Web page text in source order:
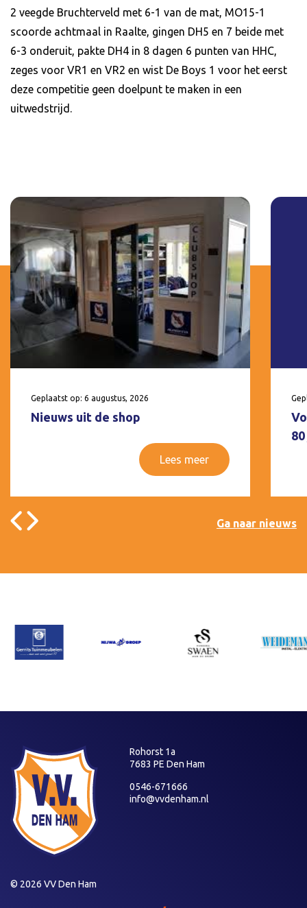
2 veegde Bruchterveld met 6-1 van de mat, MO15-1
scoorde achtmaal in Raalte, gingen DH5 en 7 beide met
6-3 onderuit, pakte DH4 in 8 dagen 6 punten van HHC,
zeges voor VR1 en VR2 en wist De Boys 1 voor het eerst
deze competitie geen doelpunt te maken in een
uitwedstrijd.
Geplaatst op: 6 augustus, 2026
Nieuws uit de shop
Lees meer
Ga naar nieuws
Rohorst 1a
7683 PE Den Ham
0546-671666
info@vvdenham.nl
© 2026 VV Den Ham